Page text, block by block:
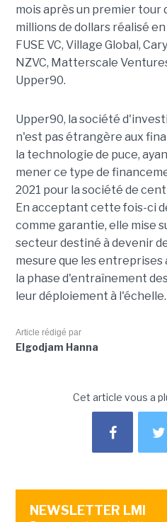
mois après un premier tour
millions de dollars réalisé
FUSE VC, Village Global,
NZVC, Matterscale
Upper90.
Upper90, la société
n'est pas étrangère aux
la technologie de puce,
mener ce type de
2021 pour la société de
En acceptant cette fois-ci
comme garantie, elle mise
secteur destiné à devenir
mesure que les entreprises
la phase d'entraînement
leur déploiement à l'échelle.
Article rédigé par
Elgodjam Hanna
Cet article vous a
NEWSLETTER LMI